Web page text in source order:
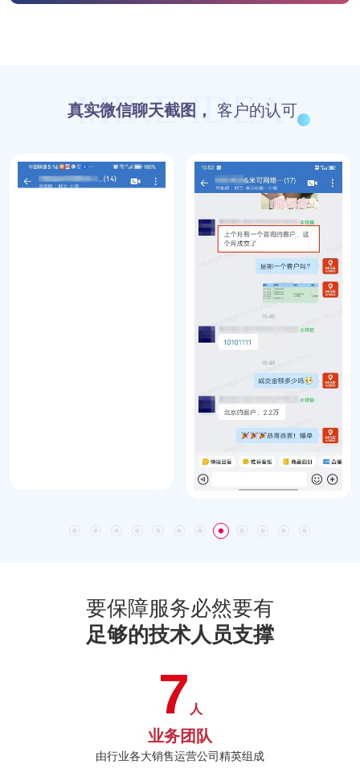
MIKE IDEA
真实微信聊天截图， 客户的认可
要保障服务必然要有
足够的技术人员支撑
7 人
业务团队
由行业各大销售运营公司精英组成